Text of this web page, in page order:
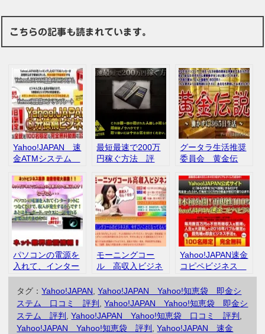
こちらの記事も読まれています。
Yahoo!JAPAN 速
金ATMシステム
ピペテンプレー
ト 投稿システ
ム 口コミ 評判
最短最速で200万
円稼ぐ方法 評
グータラ生活推奨
委員会 黄金伝
日生活 微妙 評
判
パソコンの電源を
入れて、インター
ネットに繋ぐだけ
で収入が発生す
る インフォジャ
パン オフィス伊
藤 口コミ 評判
モーニングコー
ル 高収入ビジネ
ス 遠野真央 オ
フィス伊藤 イン
フォジャパン
Yahoo!JAPAN速金
コピペビジネス
青木純 株式会社
SENSE
PLATFORM 評
判 口コミ
タグ：Yahoo!JAPAN,Yahoo!JAPAN Yahoo!知恵袋 即金シ
ステム 口コミ 評判 ,Yahoo!JAPAN Yahoo!知恵袋 即金シ
ステム 評判 ,Yahoo!JAPAN Yahoo!知恵袋 口コミ 評判 ,
Yahoo!JAPAN Yahoo!知恵袋 評判 ,Yahoo!JAPAN 速金